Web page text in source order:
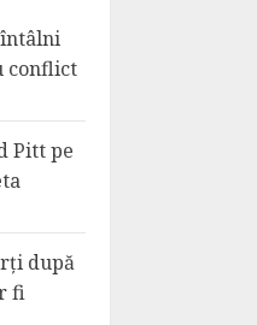
conflict
Pitt pe
după
fi